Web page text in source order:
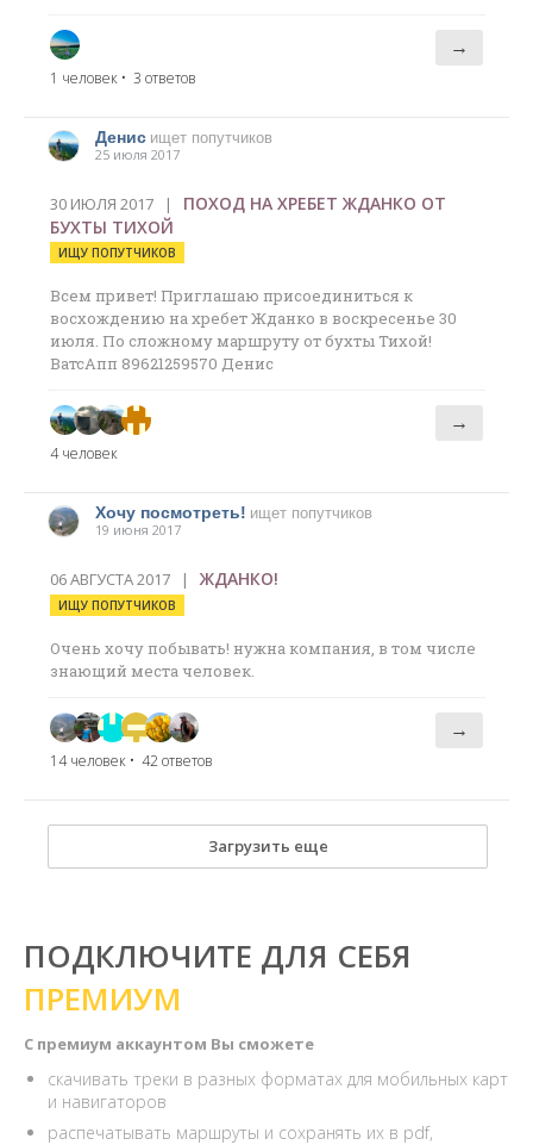
1 человек • 3 ответов
→
Денис ищет попутчиков
25 июля 2017
30 ИЮЛЯ 2017 | ПОХОД НА ХРЕБЕТ ЖДАНКО ОТ
БУХТЫ ТИХОЙ
ИЩУ ПОПУТЧИКОВ
Всем привет! Приглашаю присоединиться к
восхождению на хребет Жданко в воскресенье 30
июля. По сложному маршруту от бухты Тихой!
ВатсАпп 89621259570 Денис
4 человек
→
Хочу посмотреть! ищет попутчиков
19 июня 2017
06 АВГУСТА 2017 | ЖДАНКО!
ИЩУ ПОПУТЧИКОВ
Очень хочу побывать! нужна компания, в том числе
знающий места человек.
14 человек • 42 ответов
→
Загрузить еще
ПОДКЛЮЧИТЕ ДЛЯ СЕБЯ
ПРЕМИУМ
С премиум аккаунтом Вы сможете
скачивать треки в разных форматах для мобильных карт
и навигаторов
распечатывать маршруты и сохранять их в pdf,